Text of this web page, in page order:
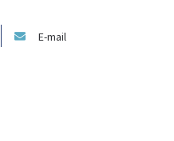
E-mail